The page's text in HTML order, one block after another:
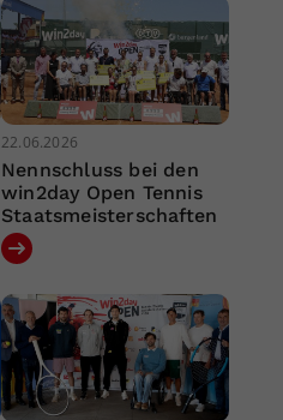
22.06.2026
Nennschluss bei den
win2day Open Tennis
Staatsmeisterschaften